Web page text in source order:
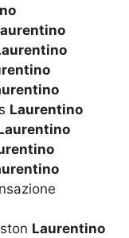
Laurentino
Laurentino